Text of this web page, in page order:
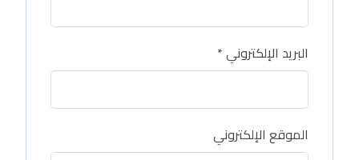
البريد الإلكتروني*
الموقع الإلكتروني